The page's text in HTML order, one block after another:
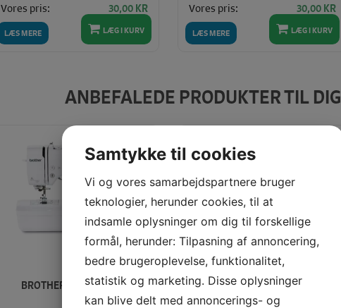
LÆS MERE
Vores pris:
30,00 KR
LÆG I KURV LÆS MERE
Vores pris:
30,00 KR
LÆG I KURV
ANBEFALEDE PRODUKTER TIL DIG
BROTHER INNOV-IS A16 PFAFF AMBITION 610
Samtykke til cookies
Vi og vores samarbejdspartnere bruger
teknologier, herunder cookies, til at
indsamle oplysninger om dig til forskellige
formål, herunder: Tilpasning af annoncering,
bedre brugeroplevelse, funktionalitet,
statistik og marketing. Disse oplysninger
kan blive delt med annoncerings- og